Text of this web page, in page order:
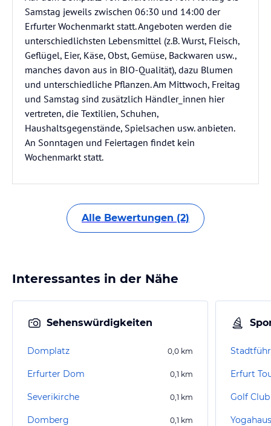
Samstag jeweils zwischen 06:30 und 14:00 der
Erfurter Wochenmarkt statt. Angeboten werden die
unterschiedlichsten Lebensmittel (z.B. Wurst, Fleisch,
Geflügel, Eier, Käse, Obst, Gemüse, Backwaren usw.,
manches davon aus in BIO-Qualität), dazu Blumen
und unterschiedliche Pflanzen. Am Mittwoch, Freitag
und Samstag sind zusätzlich Händler_innen hier
vertreten, die Textilien, Schuhen,
Haushaltsgegenstände, Spielsachen usw. anbieten.
An Sonntagen und Feiertagen findet kein
Wochenmarkt statt.
Alle Bewertungen (2)
Interessantes in der Nähe
Sehenswürdigkeiten
Domplatz 0,0 km
Erfurter Dom 0,1 km
Severikirche 0,1 km
Domberg 0,1 km
Erfurt
Golf